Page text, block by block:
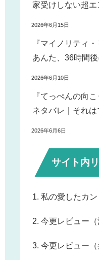
家受けしない超エ
2026年6月15日
『マイノリティ
あんた、36時間
2026年6月10日
『てっぺんの向
ネタバレ｜それ
2026年6月6日
サイト内
1. 私の愛したカン
2. 今更レビュー
3. 今更レビュー